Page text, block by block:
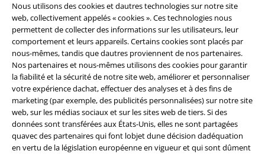
Nous utilisons des cookies et dautres technologies sur notre site
web, collectivement appelés « cookies ». Ces technologies nous
permettent de collecter des informations sur les utilisateurs, leur
comportement et leurs appareils. Certains cookies sont placés par
nous-mêmes, tandis que dautres proviennent de nos partenaires.
Nos partenaires et nous-mêmes utilisons des cookies pour garantir
la fiabilité et la sécurité de notre site web, améliorer et personnaliser
votre expérience dachat, effectuer des analyses et à des fins de
marketing (par exemple, des publicités personnalisées) sur notre site
web, sur les médias sociaux et sur les sites web de tiers. Si des
données sont transférées aux États-Unis, elles ne sont partagées
quavec des partenaires qui font lobjet dune décision dadéquation
en vertu de la législation européenne en vigueur et qui sont dûment